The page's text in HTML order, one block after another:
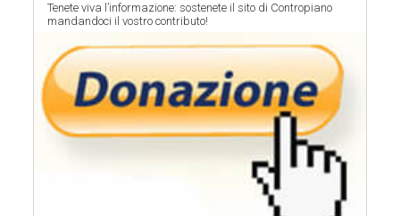
Tenete viva l’informazione: sostenete il sito di Contropiano
mandandoci il vostro contributo!